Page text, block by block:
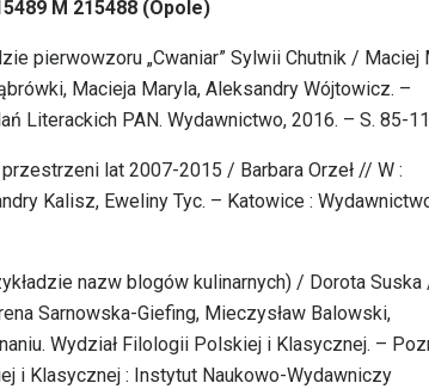
M 215488 (Opole)
pierwowzoru „Cwaniar” Sylwii Chutnik / Maciej
Macieja Maryla, Aleksandry Wójtowicz. –
Literackich PAN. Wydawnictwo, 2016. – S. 85-
lat 2007-2015 / Barbara Orzeł // W :
Kalisz, Eweliny Tyc. – Katowice :
nazw blogów kulinarnych) / Dorota Suska
Sarnowska-Giefing, Mieczysław Balowski,
Wydział Filologii Polskiej i Klasycznej. –
i Klasycznej : Instytut Naukowo-Wydawniczy